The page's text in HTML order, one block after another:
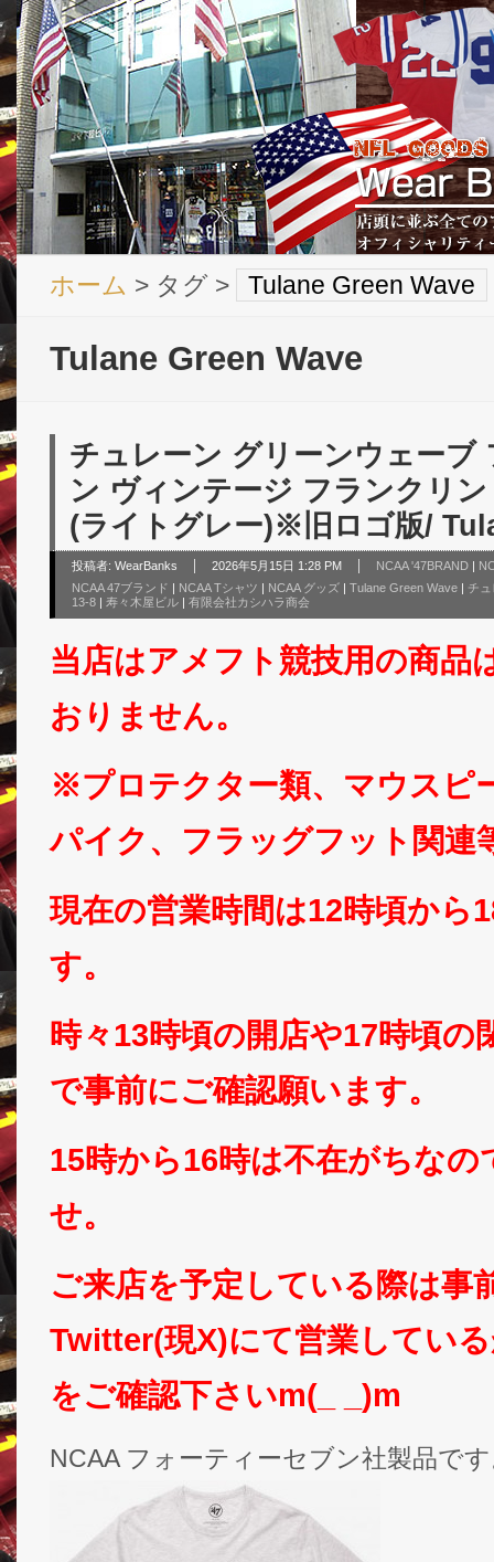
ホーム > タグ > Tulane Green Wave
Tulane Green Wave
チュレーン グリーンウェーブ
ン ヴィンテージ フランクリ
(ライトグレー)※旧ロゴ版/
投稿者: WearBanks 2026年5月15日 1:28 PM NCAA '47BRAND
NCAA 47ブランド | NCAA Tシャツ | NCAA グッズ | Tulane Green Wave | チ
13-8 | 寿々木屋ビル | 有限会社カシハラ商会
当店はアメフト競技用の商品
おりません。
※プロテクター類、マウスピ
パイク、フラッグフット関連
現在の営業時間は12時頃から
す。
時々13時頃の開店や17時頃の
で事前にご確認願います。
15時から16時は不在がちなの
せ。
ご来店を予定している際は事
Twitter(現X)にて営業してい
をご確認下さいm(_ _)m
NCAA フォーティーセブン社製品で